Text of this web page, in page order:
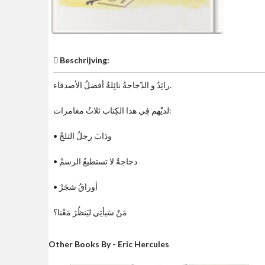
Beschrijving:
رائِدُ و الدّجاجةُ نائِلةُ أفضلُ الأصدقاء.
لديْهم فِي هذا الكِتاب ثلاثُ مغامرات:
• وذابَ رجلُ الثلجْ
• دجاجةٌ لا تستطيعُ الرسمْ
• أوراقُ شجَرْ
مَنْ سَيأتِي ليَنظُرَ مَعْنا؟
Other Books By - Eric Hercules